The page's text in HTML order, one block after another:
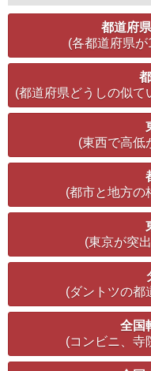
都道府
(各都道府県
(都道府県どうしの似
(東西で高低
(都市と地方の
(東京が突
(ダントツの都
全国
(コンビニ、寺